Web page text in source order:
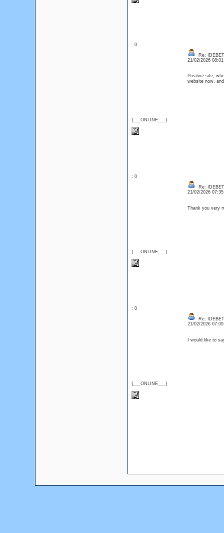
: 0
{___ONLINE___}
Re: IDEBET
21/02/2026
Positive site,
website now,
: 0
{___ONLINE___}
Re: IDEBET
21/02/2026
Thank you very
: 0
{___ONLINE___}
Re: IDEBET
21/02/2026
I would like to